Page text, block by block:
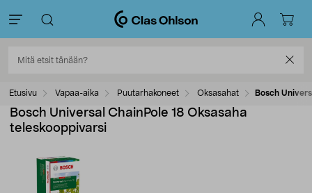
Etusivu Vapaa-aika Puutarhakoneet Oksasahat Bosch
Bosch Universal ChainPole 18 Oksasaha
teleskooppivarsi